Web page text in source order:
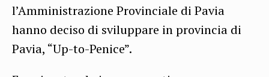
l’Amministrazione Provinciale di Pavia
hanno deciso di sviluppare in provincia di
Pavia, “Up-to-Penice”.